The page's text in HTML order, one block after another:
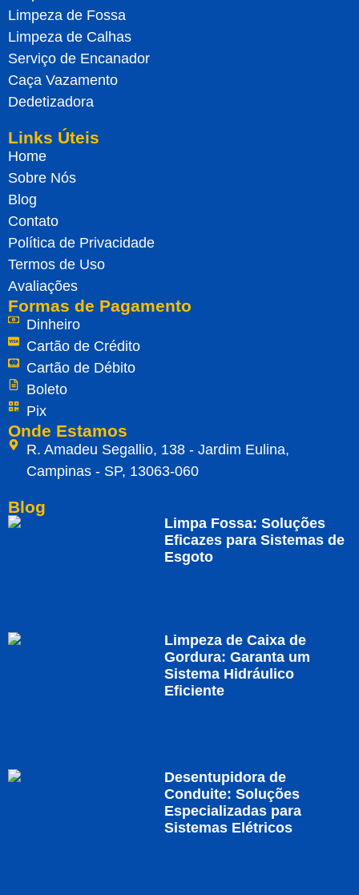
Limpeza de Fossa
Limpeza de Calhas
Serviço de Encanador
Caça Vazamento
Dedetizadora
Links Úteis
Home
Sobre Nós
Blog
Contato
Política de Privacidade
Termos de Uso
Avaliações
Formas de Pagamento
Dinheiro
Cartão de Crédito
Cartão de Débito
Boleto
Pix
Onde Estamos
R. Amadeu Segallio, 138 - Jardim Eulina,
Campinas - SP, 13063-060
Blog
Limpa Fossa: Soluções
Eficazes para Sistemas de
Esgoto
Limpeza de Caixa de
Gordura: Garanta um
Sistema Hidráulico
Eficiente
Desentupidora de
Conduite: Soluções
Especializadas para
Sistemas Elétricos